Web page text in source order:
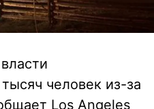
человек из-за
Los Angeles